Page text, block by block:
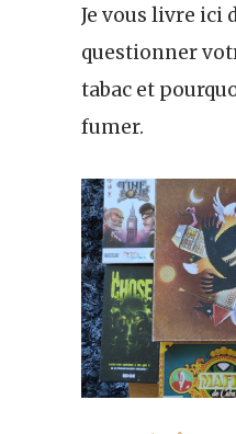
Je vous livre ici
questionner
tabac et
fumer.